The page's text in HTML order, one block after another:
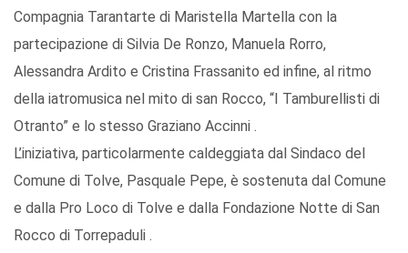
Compagnia Tarantarte di Maristella Martella con la
partecipazione di Silvia De Ronzo, Manuela Rorro,
Alessandra Ardito e Cristina Frassanito ed infine, al ritmo
della iatromusica nel mito di san Rocco, “I Tamburellisti di
Otranto” e lo stesso Graziano Accinni .
L’iniziativa, particolarmente caldeggiata dal Sindaco del
Comune di Tolve, Pasquale Pepe, è sostenuta dal Comune
e dalla Pro Loco di Tolve e dalla Fondazione Notte di San
Rocco di Torrepaduli .